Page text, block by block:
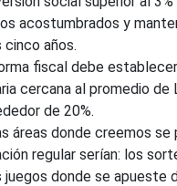
acostumbrados y
cinco años.
fiscal debe
cercana al promedio de
de 20%.
áreas donde creemos se
regular serían: los
juegos donde se apueste